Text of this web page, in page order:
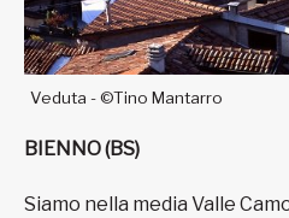
Veduta - ©Tino Mantarro
BIENNO (BS)
Siamo nella media Valle